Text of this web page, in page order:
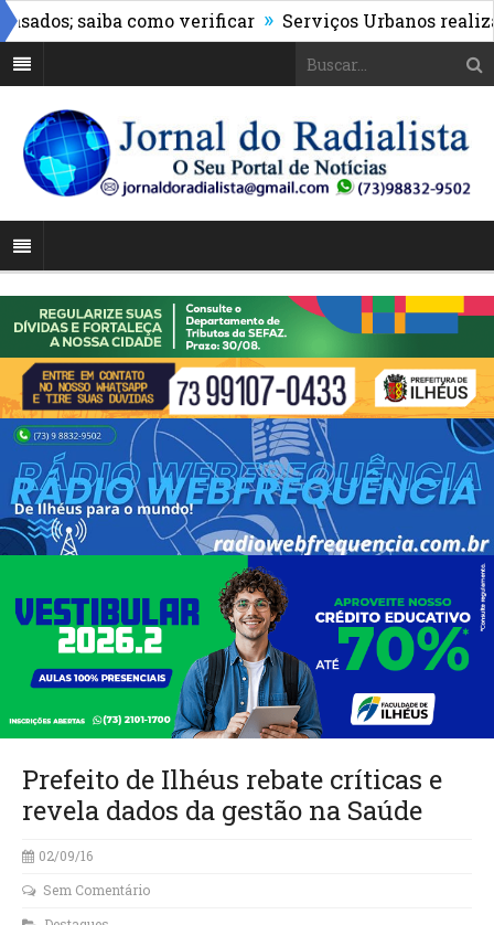
saiba como verificar » Serviços Urbanos realiza
Prefeito de Ilhéus rebate críticas e
revela dados da gestão na Saúde
02/09/16
Sem Comentário